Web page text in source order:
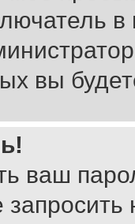
вы
ваш